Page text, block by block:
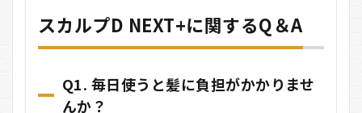
スカルプD NEXT+に関するQ＆A
Q1. 毎日使うと髪に負担がかかりませ
んか？